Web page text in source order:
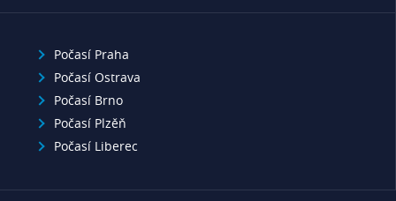
Počasí Praha
Počasí Ostrava
Počasí Brno
Počasí Plzěň
Počasí Liberec